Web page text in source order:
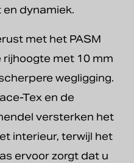
dynamiek.
met het PASM
met 10 mm
wegligging.
Tex en de
versterken het
interieur, terwijl het
ervoor zorgt dat u